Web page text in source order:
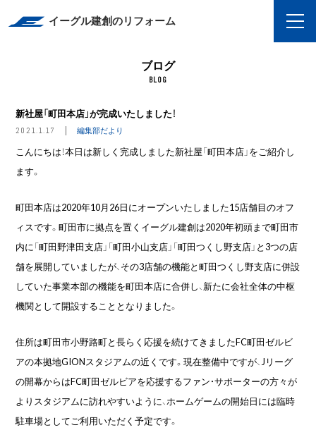
イーグル建創のリフォーム
ブログ
BLOG
新社屋「町田本店」が完成いたしました！
2021.1.17 編集部だより
こんにちは！本日は新しく完成しました新社屋「町田本店」をご紹介し
ます。
町田本店は2020年10月26日にオープンいたしました15店舗目のオフ
ィスです。町田市に拠点を置くイーグル建創は2020年初頭まで町田市
内に「町田野津田支店」「町田小山支店」「町田つくし野支店」と3つの店
舗を展開していましたが、その3店舗の機能と町田つくし野支店に併設
していた事業本部の機能を町田本店に合併し、新たに会社全体の中枢
機関として開設することとなりました。
住所は町田市小野路町と長らく応援を続けてきましたFC町田ゼルビ
アの本拠地GIONスタジアムの近くです。現在整備中ですが、Jリーグ
の開幕からはFC町田ゼルビアを応援するファン・サポーターの方々が
よりスタジアムに訪れやすいように、ホームゲームの開始日には臨時
駐車場としてご利用いただく予定です。